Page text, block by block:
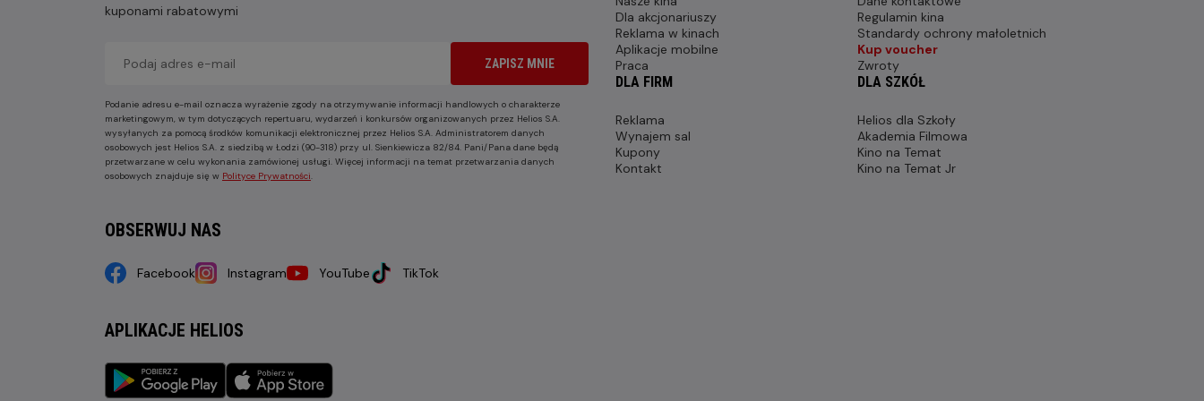
kuponami rabatowymi
ZAPISZ MNIE
Podanie adresu e-mail oznacza wyrażenie zgody na otrzymywanie informacji handlowych o charakterze
marketingowym, w tym dotyczących repertuaru, wydarzeń i konkursów organizowanych przez Helios S.A.
wysyłanych za pomocą środków komunikacji elektronicznej przez Helios S.A. Administratorem danych
osobowych jest Helios S.A. z siedzibą w Łodzi (90-318) przy ul. Sienkiewicza 82/84. Pani/Pana dane będą
przetwarzane w celu wykonania zamówionej usługi. Więcej informacji na temat przetwarzania danych
osobowych znajduje się w Polityce Prywatności.
OBSERWUJ NAS
Facebook Instagram YouTube TikTok
APLIKACJE HELIOS
Dla akcjonariuszy
Reklama w kinach
Aplikacje mobilne
Praca
Regulamin kina
Standardy ochrony małoletnich
Kup voucher
Zwroty
DLA FIRM
Reklama
Wynajem sal
Kupony
Kontakt
DLA SZKÓŁ
Helios dla Szkoły
Akademia Filmowa
Kino na Temat
Kino na Temat Jr